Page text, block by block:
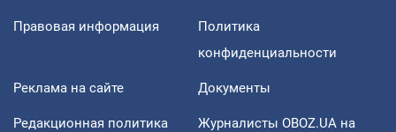
Правовая информация
Политика
конфиденциальности
Реклама на сайте Документы
Редакционная политика
Журналисты OBOZ.UA на